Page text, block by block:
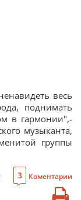
весь
поднимать
в гармонии",-
музыканта,
группы
3 Коментарии